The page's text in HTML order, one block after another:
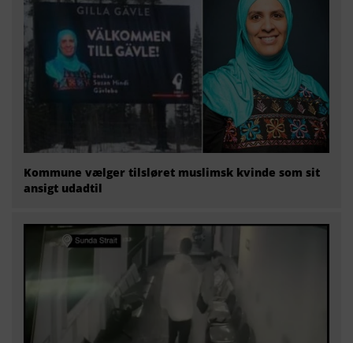
Kommune vælger tilsløret muslimsk kvinde som sit
ansigt udadtil